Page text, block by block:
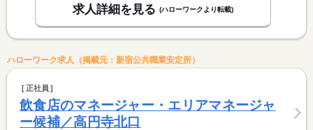
求人詳細を見る (ハローワークより転載)
ハローワーク求人（掲載元：新宿公共職業安定所）
正社員
飲食店のマネージャー・エリアマネージャ
ー候補／高円寺北口